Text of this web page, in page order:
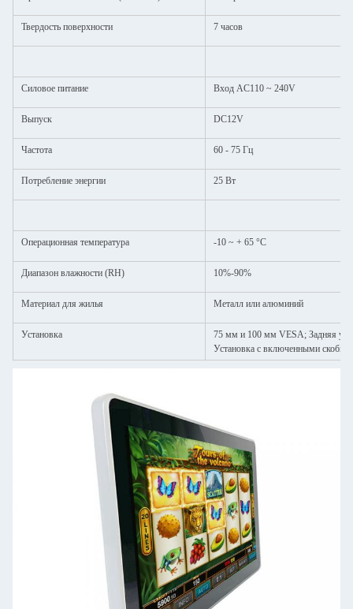
Твердость поверхности 7 часов
Силовое питание Вход AC110 ~ 240V
Выпуск DC12V
Частота 60 - 75 Гц
Потребление энергии 25 Вт
Операционная температура -10 ~ + 65 °C
Диапазон влажности (RH) 10%-90%
Материал для жилья Металл или алюминий
Установка
75 мм и 100 мм VESA; Задняя
Установка с включенными